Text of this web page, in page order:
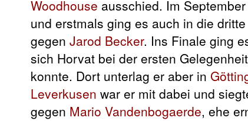
Woodhouse ausschied. Im
und erstmals ging es auch in die
gegen Jarod Becker. Ins Finale ging
sich Horvat bei der ersten
konnte. Dort unterlag er aber in
Leverkusen war er mit dabei und
gegen Mario Vandenbogaerde, ehe